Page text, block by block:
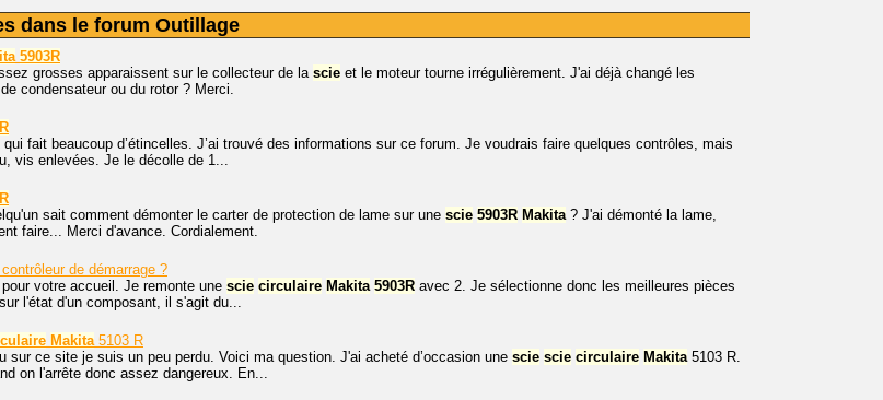
dans le forum Outillage
5903R
grosses apparaissent sur le collecteur de lascie et le moteur tourne irrégulièrement. J'ai déjà changé les
condensateur ou du rotor ? Merci.
qui fait beaucoup d’étincelles. J’ai trouvé des informations sur ce forum. Je voudrais faire quelques contrôles, mais
vis enlevées. Je le décolle de 1...
sait comment démonter le carter de protection de lame sur une scie 5903R Makita? J'ai démonté la lame,
faire... Merci d'avance. Cordialement.
contrôleur de démarrage ?
votre accueil. Je remonte une scie circulaire Makita 5903R avec 2. Je sélectionne donc les meilleures pièces
l'état d'un composant, il s'agit du...
Makita5103 R
sur ce site je suis un peu perdu. Voici ma question. J'ai acheté d’occasion une scie scie circulaire Makita5103 R.
on l'arrête donc assez dangereux. En...